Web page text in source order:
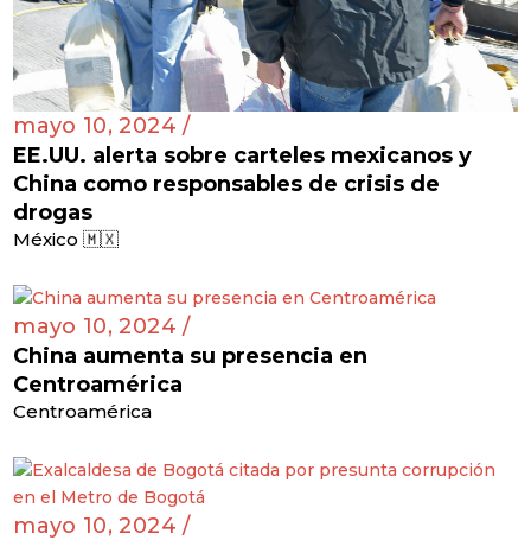
mayo 10, 2024 /
EE.UU. alerta sobre carteles mexicanos y
China como responsables de crisis de
drogas
México 🇲🇽
mayo 10, 2024 /
China aumenta su presencia en
Centroamérica
Centroamérica
mayo 10, 2024 /